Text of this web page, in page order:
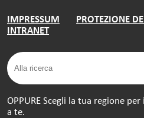
IMPRESSUM PROTEZIONE
INTRANET
OPPURE Scegli la tua regione
a te.